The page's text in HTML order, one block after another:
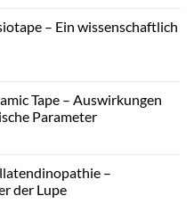
– Ein wissenschaftlich
Tape – Auswirkungen
Parameter
–
der Lupe